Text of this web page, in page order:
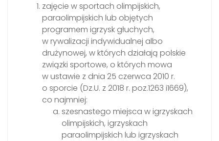
zajęcie w sportach olimpijskich,
paraolimpijskich lub objętych
programem igrzysk głuchych,
w rywalizacji indywidualnej albo
drużynowej, w których działają polskie
związki sportowe, o których mowa
w ustawie z dnia 25 czerwca 2010 r.
o sporcie (Dz.U. z 2018 r. poz.1263 i1669),
co najmniej:
szesnastego miejsca w igrzyskach
olimpijskich, igrzyskach
paraolimpijskich lub igrzyskach